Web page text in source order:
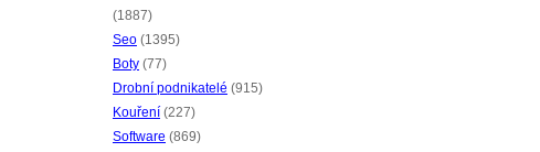
(1887)
Seo (1395)
Boty (77)
Drobní podnikatelé (915)
Kouření (227)
Software (869)